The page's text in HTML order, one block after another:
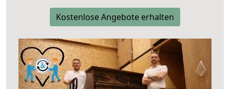
Kostenlose Angebote erhalten